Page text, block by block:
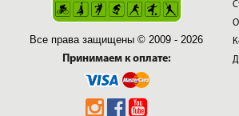
Все права защищены © 2009 - 2026
Принимаем к оплате: